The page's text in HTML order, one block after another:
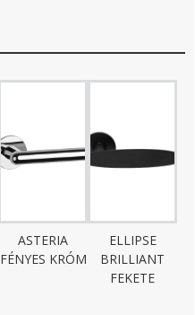
ASTERIA
FÉNYES KRÓM
ELLIPSE
BRILLIANT
FEKETE